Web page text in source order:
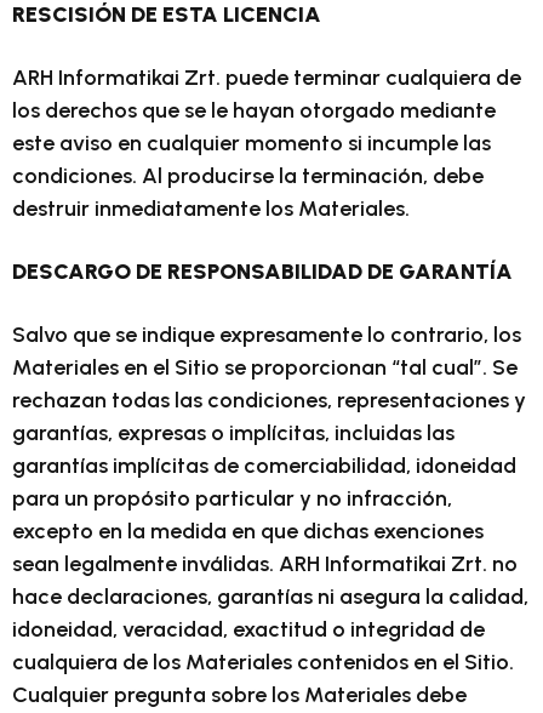
RESCISIÓN DE ESTA LICENCIA
ARH Informatikai Zrt. puede terminar cualquiera de
los derechos que se le hayan otorgado mediante
este aviso en cualquier momento si incumple las
condiciones. Al producirse la terminación, debe
destruir inmediatamente los Materiales.
DESCARGO DE RESPONSABILIDAD DE GARANTÍA
Salvo que se indique expresamente lo contrario, los
Materiales en el Sitio se proporcionan “tal cual”. Se
rechazan todas las condiciones, representaciones y
garantías, expresas o implícitas, incluidas las
garantías implícitas de comerciabilidad, idoneidad
para un propósito particular y no infracción,
excepto en la medida en que dichas exenciones
sean legalmente inválidas. ARH Informatikai Zrt. no
hace declaraciones, garantías ni asegura la calidad,
idoneidad, veracidad, exactitud o integridad de
cualquiera de los Materiales contenidos en el Sitio.
Cualquier pregunta sobre los Materiales debe